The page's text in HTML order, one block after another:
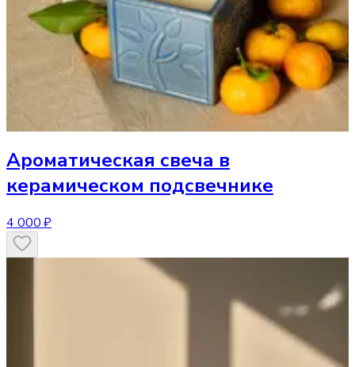
Ароматическая свеча в
керамическом подсвечнике
4 000 ₽